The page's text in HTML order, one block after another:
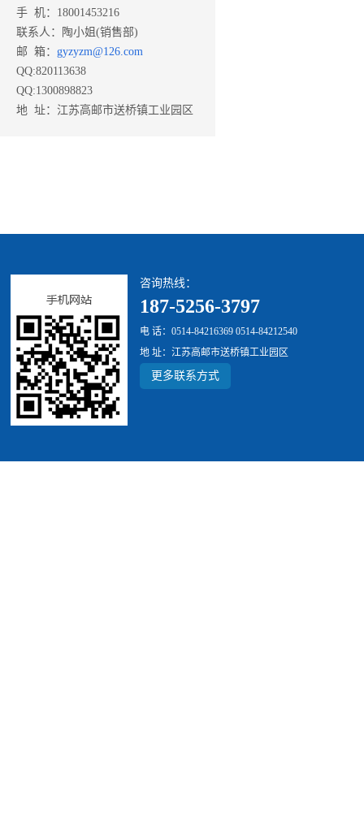
手 机：18001453216
联系人：陶小姐(销售部)
邮 箱： gyzyzm@126.com
QQ:820113638
QQ:1300898823
地 址：江苏高邮市送桥镇工业园区
咨询热线：
187-5256-3797
电 话：0514-84216369 0514-84212540
地 址：江苏高邮市送桥镇工业园区
更多联系方式